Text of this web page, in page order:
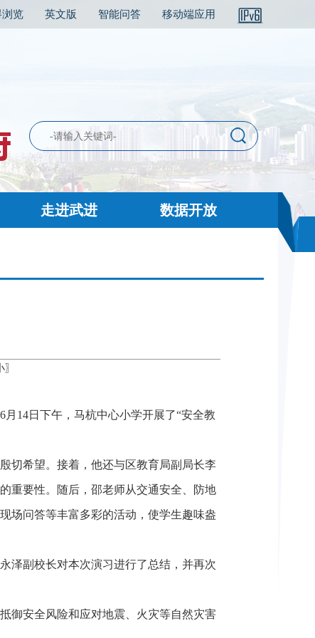
浏览 英文版 智能问答 移动端应用
走进武进 数据开放
〗
14日下午，马杭中心小学开展了“安全教
切希望。接着，他还与区教育局副局长李
重要性。随后，邵老师从交通安全、防地
场问答等丰富多彩的活动，使学生趣味盎
泽副校长对本次演习进行了总结，并再次
御安全风险和应对地震、火灾等自然灾害